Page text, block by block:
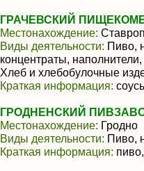
ГРАЧЕВСКИЙ
Местонахождение:
Виды деятельности: Пиво,
концентраты,
Хлеб и хлебобулочные
Краткая информация:
ГРОДНЕНСКИЙ
Местонахождение: Гродно
Виды деятельности: Пиво,
Краткая информация: